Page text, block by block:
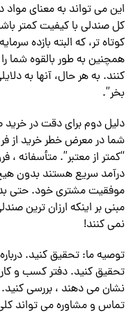
این می تواند به معنای
کل صندلی با کیفیت کمتر
کوتاه تر، که البته بازده
همچنین به طور بالقوه شما
کنند. به هر حال، آنها به
بخر”.
دلیل دوم برای دقت در
شما در معرض خطر خرید از
“کمتر از معتبر”. متأسفانه
درآمد سریع هستند بدون
موفقیت مشتری خود. حتی
مبنی بر اینکه ارزان ترین
نمی کنند!
توصیه ما: تحقیق کنید.
تحقیق کنید. دفتر کسب و
نشان می دهند ، بررسی
تماس و مشاوره می تواند